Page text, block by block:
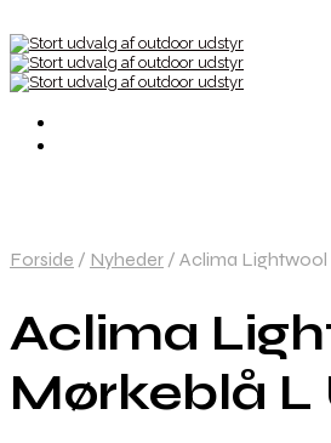
Forside / Nyheder / Aclima
Aclima
Mørkeblå L